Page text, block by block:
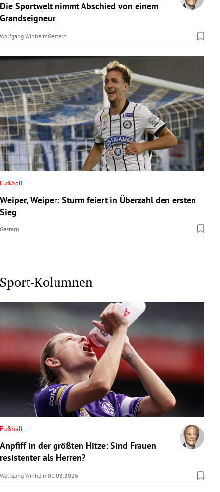
Die Sportwelt nimmt Abschied von einem
Grandseigneur
Wolfgang WinheimGestern
Fußball
Weiper, Weiper: Sturm feiert in Überzahl den ersten
Sieg
Gestern
Sport-Kolumnen
Fußball
Anpfiff in der größten Hitze: Sind Frauen
resistenter als Herren?
Wolfgang Winheim01.08.2026